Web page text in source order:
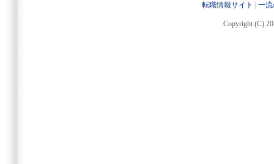
転職情報サイト 一
Copyright (C)